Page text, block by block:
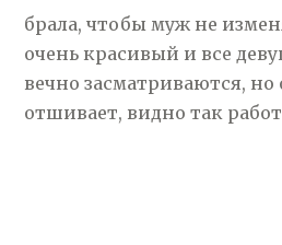
брала, чтобы муж не
очень красивый и все
вечно засматриваются,
отшивает, видно так